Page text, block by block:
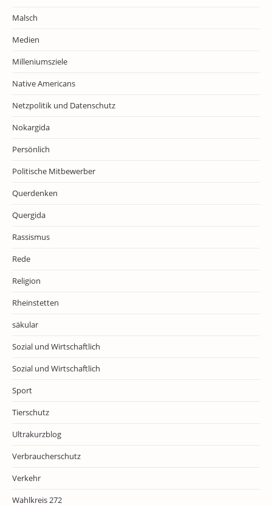
Malsch
Medien
Milleniumsziele
Native Americans
Netzpolitik und Datenschutz
Nokargida
Persönlich
Politische Mitbewerber
Querdenken
Quergida
Rassismus
Rede
Religion
Rheinstetten
säkular
Sozial und Wirtschaftlich
Sozial und Wirtschaftlich
Sport
Tierschutz
Ultrakurzblog
Verbraucherschutz
Verkehr
Wahlkreis 272